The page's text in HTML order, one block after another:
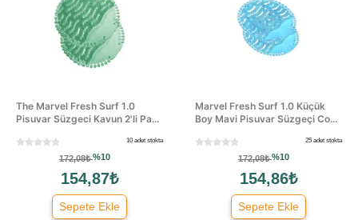
The Marvel Fresh Surf 1.0
Pisuvar Süzgeci Kavun 2'li Pa...
10 adet stokta
172,08₺%10
154,87₺
Sepete Ekle
Marvel Fresh Surf 1.0 Küçük
Boy Mavi Pisuvar Süzgeçi Co...
25 adet stokta
172,08₺%10
154,86₺
Sepete Ekle